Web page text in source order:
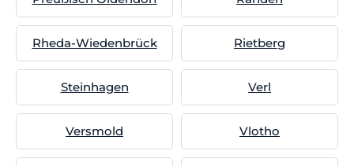
Rheda-Wiedenbrück Rietberg
Steinhagen Verl
Versmold Vlotho